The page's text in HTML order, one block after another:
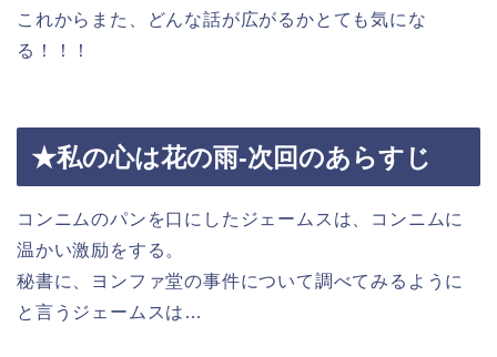
これからまた、どんな話が広がるかとても気にな
る！！！
★私の心は花の雨-次回のあらすじ
コンニムのパンを口にしたジェームスは、コンニムに
温かい激励をする。
秘書に、ヨンファ堂の事件について調べてみるように
と言うジェームスは…